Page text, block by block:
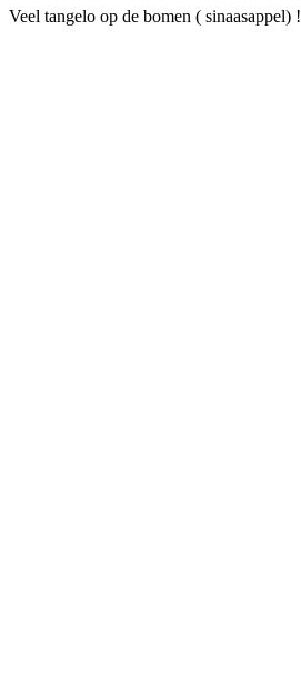
Veel tangelo op de bomen ( sinaasappel) !